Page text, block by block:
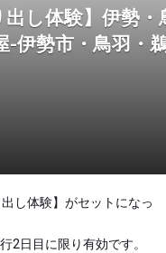
出し体験】伊勢
勢市・鳥羽・
し体験】がセットになっ
2日目に限り有効です。